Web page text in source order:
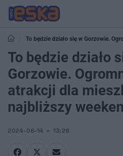
To będzie działo się w Gorzowie.
już w najbliższy weekend!
To będzie działo
Gorzowie.
atrakcji dla
najbliższy
2024-06-14 13:26